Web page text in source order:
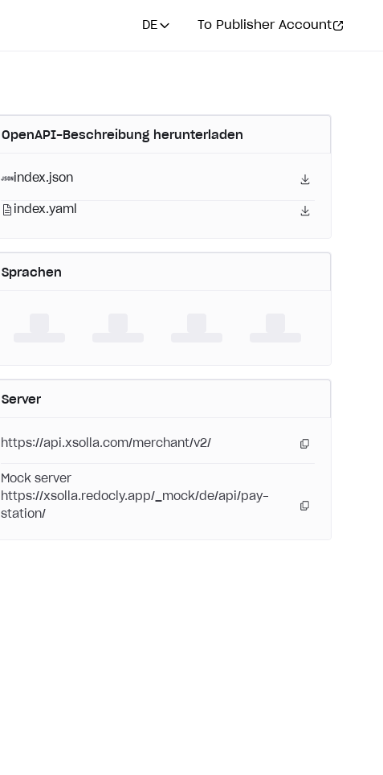
DE To Publisher Account
OpenAPI-Beschreibung herunterladen
index.json
index.yaml
Sprachen
Server
https://api.xsolla.com/merchant/v2/
Mock server
https://xsolla.redocly.app/_mock/de/api/pay-
station/